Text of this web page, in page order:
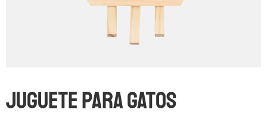
Juguete para gatos